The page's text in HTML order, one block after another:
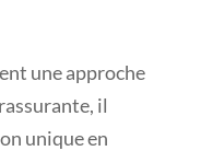
une approche
il
unique en